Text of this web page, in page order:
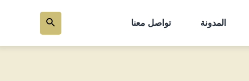
المدونة تواصل معنا
بحث